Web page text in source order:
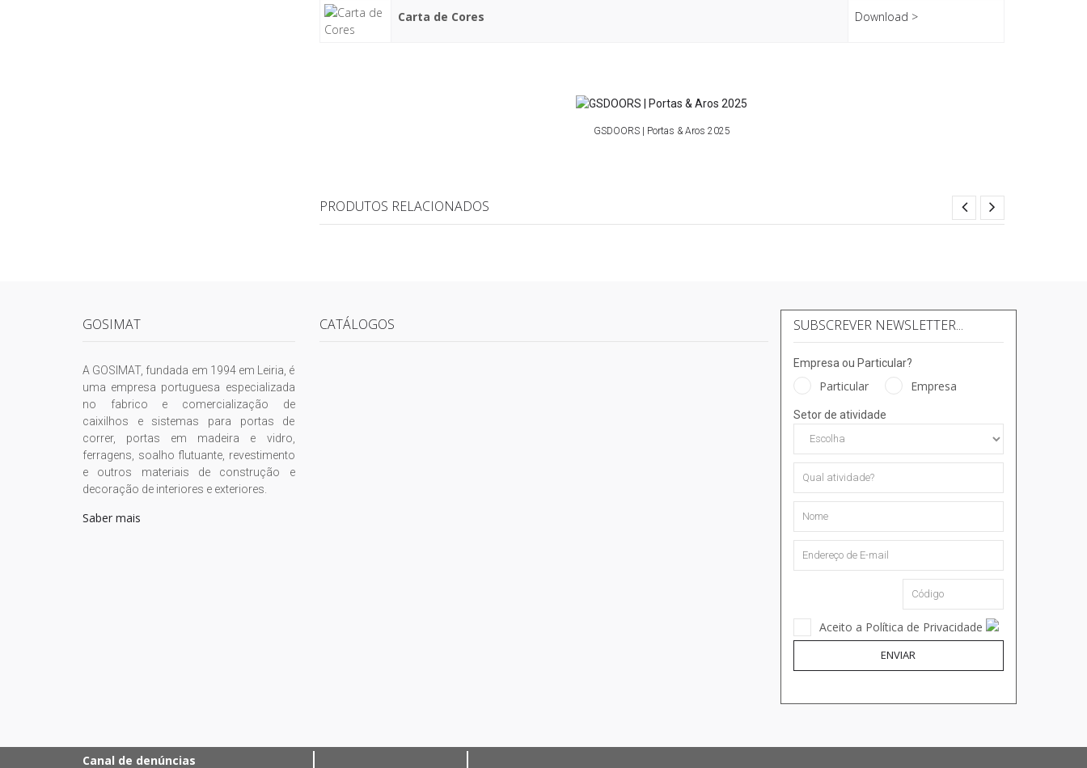
Carta de Cores Download >
GSDOORS | Portas & Aros 2025
PRODUTOS RELACIONADOS
GOSIMAT
A GOSIMAT, fundada em 1994 em Leiria, é
uma empresa portuguesa especializada
no fabrico e comercialização de
caixilhos e sistemas para portas de
correr, portas em madeira e vidro,
ferragens, soalho flutuante, revestimento
e outros materiais de construção e
decoração de interiores e exteriores.
Saber mais
CATÁLOGOS SUBSCREVER NEWSLETTER...
Empresa ou Particular?
Particular Empresa
Setor de atividade
Aceito a Política de Privacidade
ENVIAR
Canal de denúncias